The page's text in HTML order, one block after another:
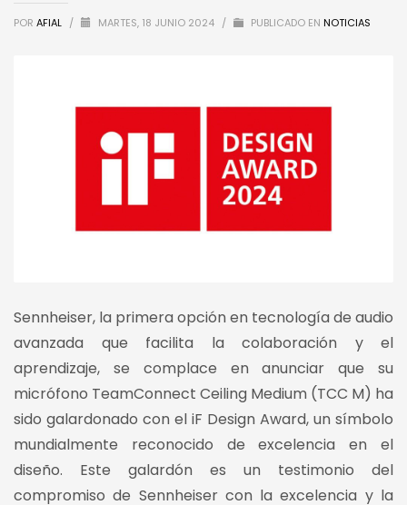
POR AFIAL / MARTES, 18 JUNIO 2024 / PUBLICADO EN NOTICIAS
Sennheiser, la primera opción en tecnología de audio
avanzada que facilita la colaboración y el
aprendizaje, se complace en anunciar que su
micrófono TeamConnect Ceiling Medium (TCC M) ha
sido galardonado con el iF Design Award, un símbolo
mundialmente reconocido de excelencia en el
diseño. Este galardón es un testimonio del
compromiso de Sennheiser con la excelencia y la